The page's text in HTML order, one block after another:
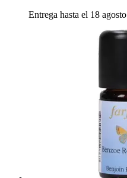
Entrega hasta el 18 agosto